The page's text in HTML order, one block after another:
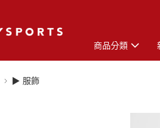
商品分類
▶ 服飾